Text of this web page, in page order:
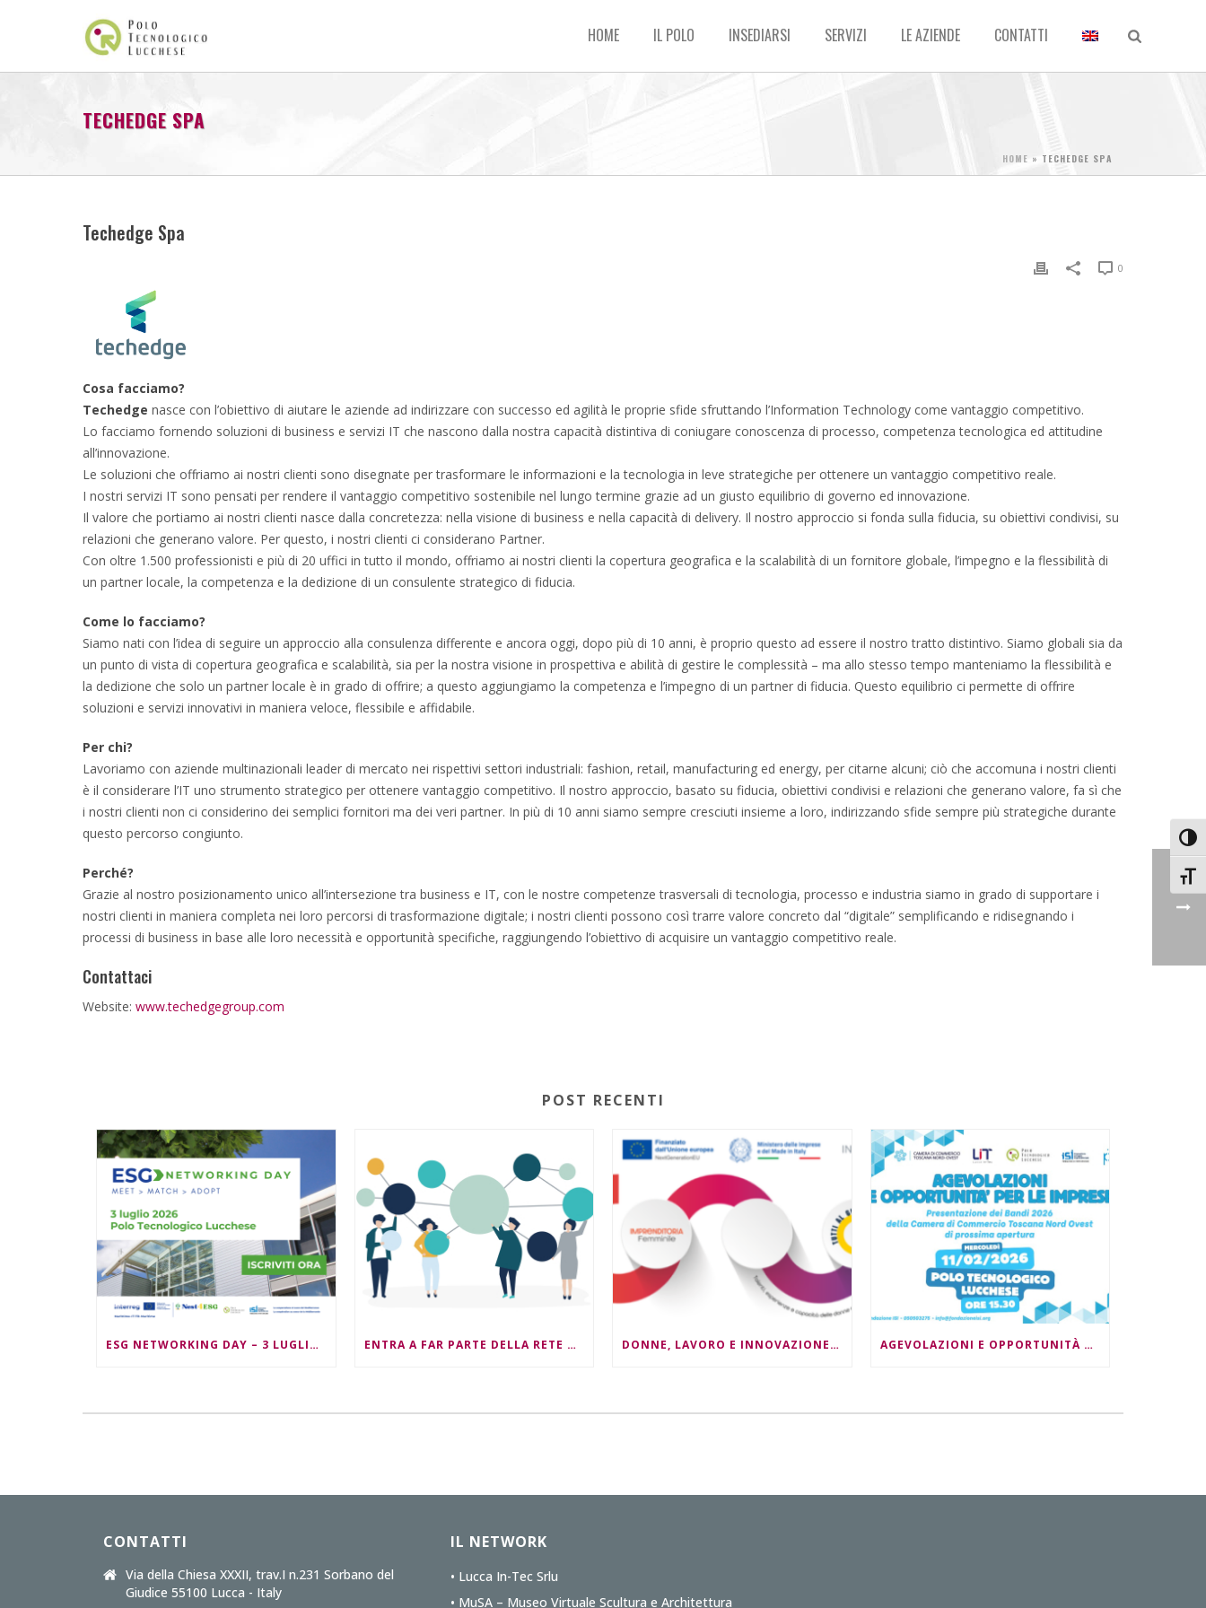
HOME IL POLO INSEDIARSI SERVIZI LE AZIENDE CONTATTI
TECHEDGE SPA
HOME » TECHEDGE SPA
Techedge Spa
0
Cosa facciamo?
Techedge nasce con l’obiettivo di aiutare le aziende ad indirizzare con successo ed agilità le proprie sfide sfruttando l’Information Technology come vantaggio competitivo.
Lo facciamo fornendo soluzioni di business e servizi IT che nascono dalla nostra capacità distintiva di coniugare conoscenza di processo, competenza tecnologica ed attitudine
all’innovazione.
Le soluzioni che offriamo ai nostri clienti sono disegnate per trasformare le informazioni e la tecnologia in leve strategiche per ottenere un vantaggio competitivo reale.
I nostri servizi IT sono pensati per rendere il vantaggio competitivo sostenibile nel lungo termine grazie ad un giusto equilibrio di governo ed innovazione.
Il valore che portiamo ai nostri clienti nasce dalla concretezza: nella visione di business e nella capacità di delivery. Il nostro approccio si fonda sulla fiducia, su obiettivi condivisi, su
relazioni che generano valore. Per questo, i nostri clienti ci considerano Partner.
Con oltre 1.500 professionisti e più di 20 uffici in tutto il mondo, offriamo ai nostri clienti la copertura geografica e la scalabilità di un fornitore globale, l’impegno e la flessibilità di
un partner locale, la competenza e la dedizione di un consulente strategico di fiducia.
Come lo facciamo?
Siamo nati con l’idea di seguire un approccio alla consulenza differente e ancora oggi, dopo più di 10 anni, è proprio questo ad essere il nostro tratto distintivo. Siamo globali sia da
un punto di vista di copertura geografica e scalabilità, sia per la nostra visione in prospettiva e abilità di gestire le complessità – ma allo stesso tempo manteniamo la flessibilità e
la dedizione che solo un partner locale è in grado di offrire; a questo aggiungiamo la competenza e l’impegno di un partner di fiducia. Questo equilibrio ci permette di offrire
soluzioni e servizi innovativi in maniera veloce, flessibile e affidabile.
Per chi?
Lavoriamo con aziende multinazionali leader di mercato nei rispettivi settori industriali: fashion, retail, manufacturing ed energy, per citarne alcuni; ciò che accomuna i nostri clienti
è il considerare l’IT uno strumento strategico per ottenere vantaggio competitivo. Il nostro approccio, basato su fiducia, obiettivi condivisi e relazioni che generano valore, fa sì che
i nostri clienti non ci considerino dei semplici fornitori ma dei veri partner. In più di 10 anni siamo sempre cresciuti insieme a loro, indirizzando sfide sempre più strategiche durante
questo percorso congiunto.
Perché?
Grazie al nostro posizionamento unico all’intersezione tra business e IT, con le nostre competenze trasversali di tecnologia, processo e industria siamo in grado di supportare i
nostri clienti in maniera completa nei loro percorsi di trasformazione digitale; i nostri clienti possono così trarre valore concreto dal “digitale” semplificando e ridisegnando i
processi di business in base alle loro necessità e opportunità specifiche, raggiungendo l’obiettivo di acquisire un vantaggio competitivo reale.
Contattaci
Website: www.techedgegroup.com
POST RECENTI
ESG NETWORKING DAY – 3 LUGLIO 2026 – ORE 09:30/13:00 ENTRA A FAR PARTE DELLA RETE NEST4ESG ! DONNE, LAVORO E INNOVAZIONE DIGITALE: DOPPIO APPUNTAMENTO AGEVOLAZIONI E OPPORTUNITÀ PER LE IMPRESE
CONTATTI
Via della Chiesa XXXII, trav.I n.231 Sorbano del
Giudice 55100 Lucca - Italy
IL NETWORK
• Lucca In-Tec Srlu
• MuSA – Museo Virtuale Scultura e Architettura